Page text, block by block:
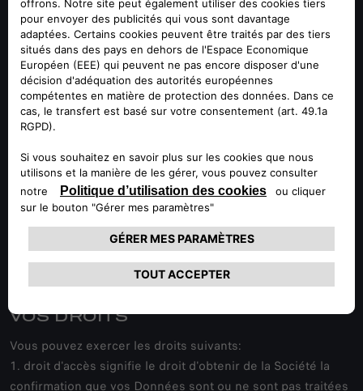
CONSERVATION DES DONNÉES
Les Données traitées pour fournir le Service et la
Satisfaction Client seront conservées par la Société
pendant la période considérée comme strictement
Données traitées pour la fourniture du Service, la Société
peut continuer à stocker ces Données pour une période
plus longue, ce qui peut être nécessaire pour protéger les
intérêts de la Société dans le cadre d’une éventuelle
responsabilité liée à la fourniture du Service.
VOS DROITS
Vous pouvez exercer les droits suivants:
1. droit d'accès signifie le droit d'obtenir de la Société la
confirmation que vos Données sont ou ne sont pas traitées